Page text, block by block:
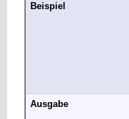
Beispiel
Ausgabe